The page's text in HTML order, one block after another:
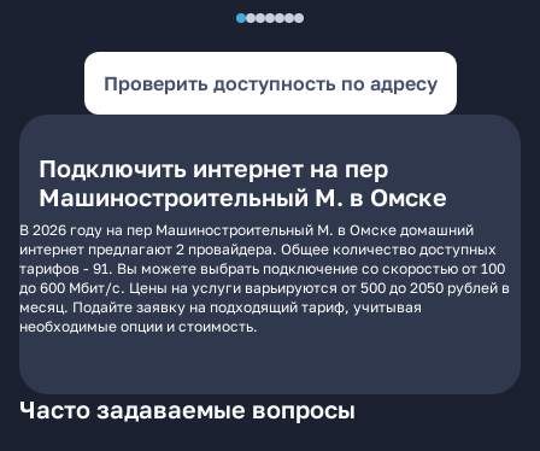
Проверить доступность по адресу
Подключить интернет на пер
Машиностроительный М. в Омске
В 2026 году на пер Машиностроительный М. в Омске домашний
интернет предлагают 2 провайдера. Общее количество доступных
тарифов - 91. Вы можете выбрать подключение со скоростью от 100
до 600 Мбит/с. Цены на услуги варьируются от 500 до 2050 рублей в
месяц. Подайте заявку на подходящий тариф, учитывая
необходимые опции и стоимость.
Часто задаваемые вопросы